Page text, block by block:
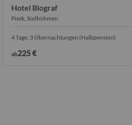
Hotel Biograf
Pisek, Südböhmen
4 Tage, 3 Übernachtungen (Halbpension)
ab225 €